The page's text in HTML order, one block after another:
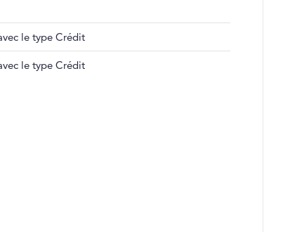
le type Crédit
le type Crédit